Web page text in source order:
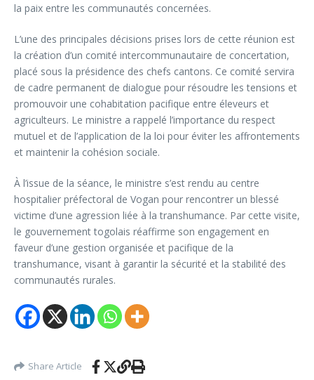
la paix entre les communautés concernées.
L’une des principales décisions prises lors de cette réunion est
la création d’un comité intercommunautaire de concertation,
placé sous la présidence des chefs cantons. Ce comité servira
de cadre permanent de dialogue pour résoudre les tensions et
promouvoir une cohabitation pacifique entre éleveurs et
agriculteurs. Le ministre a rappelé l’importance du respect
mutuel et de l’application de la loi pour éviter les affrontements
et maintenir la cohésion sociale.
À l’issue de la séance, le ministre s’est rendu au centre
hospitalier préfectoral de Vogan pour rencontrer un blessé
victime d’une agression liée à la transhumance. Par cette visite,
le gouvernement togolais réaffirme son engagement en
faveur d’une gestion organisée et pacifique de la
transhumance, visant à garantir la sécurité et la stabilité des
communautés rurales.
Share Article